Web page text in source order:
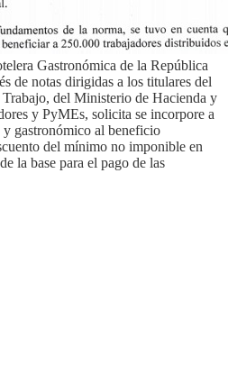
Gastronómica de la República
de notas dirigidas a los titulares del
del Ministerio de Hacienda y
y PyMEs, solicita se incorpore a
gastronómico al beneficio
del mínimo no imponible en
la base para el pago de las